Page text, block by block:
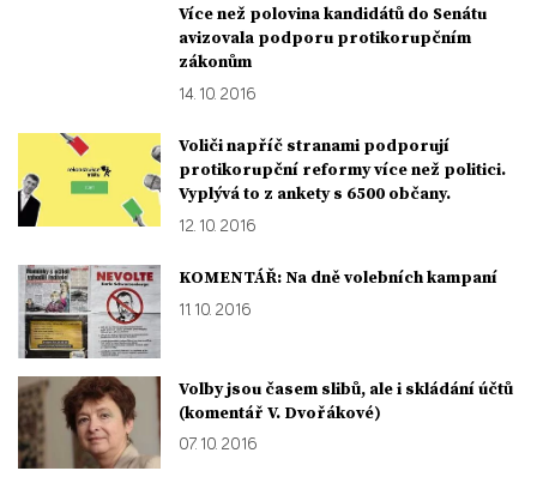
Více než polovina kandidátů do Senátu
avizovala podporu protikorupčním
zákonům
14. 10. 2016
Voliči napříč stranami podporují
protikorupční reformy více než politici.
Vyplývá to z ankety s 6500 občany.
12. 10. 2016
KOMENTÁŘ: Na dně volebních kampaní
11. 10. 2016
Volby jsou časem slibů, ale i skládání účtů
(komentář V. Dvořákové)
07. 10. 2016